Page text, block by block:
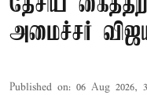
அமைச்சர்
Published on: 06 Aug 2026,